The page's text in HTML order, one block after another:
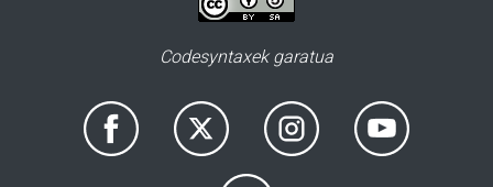
Codesyntaxek garatua